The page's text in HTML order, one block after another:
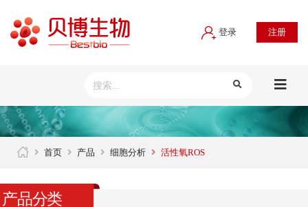
登录 注册
首页 产品 细胞分析 活性氧ROS
产品分类